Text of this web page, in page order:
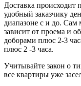
Доставка происходит
удобный заказчику
диапазоне с и до. Сам
зависит от проема и
доборами плюс 2-3
плюс 2 -3 часа.
Учитывайте закон о
все квартиры уже